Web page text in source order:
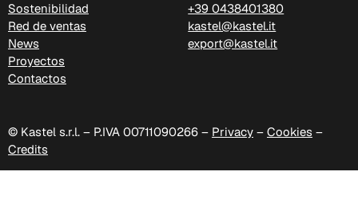
C 324
Poseidon (Cat. D - Tejido)
Sostenibilidad
Red de ventas
News
Proyectos
Contactos
+39 0438401380
kastel@kastel.it
export@kastel.it
© Kastel s.r.l. – P.IVA 00711090266 – Privacy – Cookies –
Credits